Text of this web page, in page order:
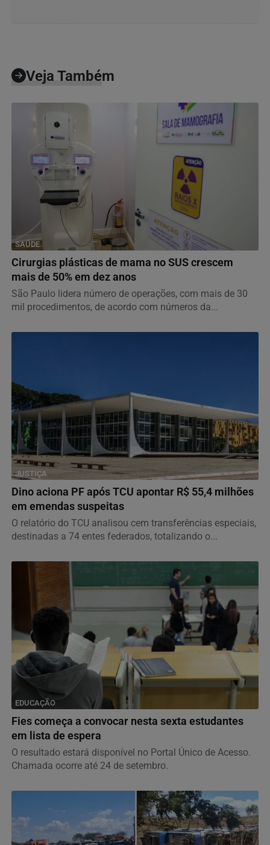
Veja Também
SAÚDE
Cirurgias plásticas de mama no SUS crescem
mais de 50% em dez anos
São Paulo lidera número de operações, com mais de 30
mil procedimentos, de acordo com números da...
JUSTIÇA
Dino aciona PF após TCU apontar R$ 55,4 milhões
em emendas suspeitas
O relatório do TCU analisou cem transferências especiais,
destinadas a 74 entes federados, totalizando o...
EDUCAÇÃO
Fies começa a convocar nesta sexta estudantes
em lista de espera
O resultado estará disponível no Portal Único de Acesso.
Chamada ocorre até 24 de setembro.